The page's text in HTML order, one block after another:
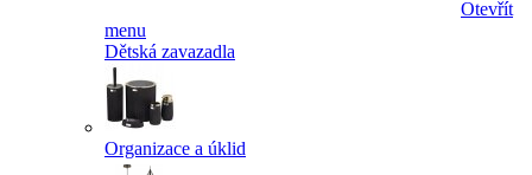
Otevřít
menu
Dětská zavazadla
Organizace a úklid